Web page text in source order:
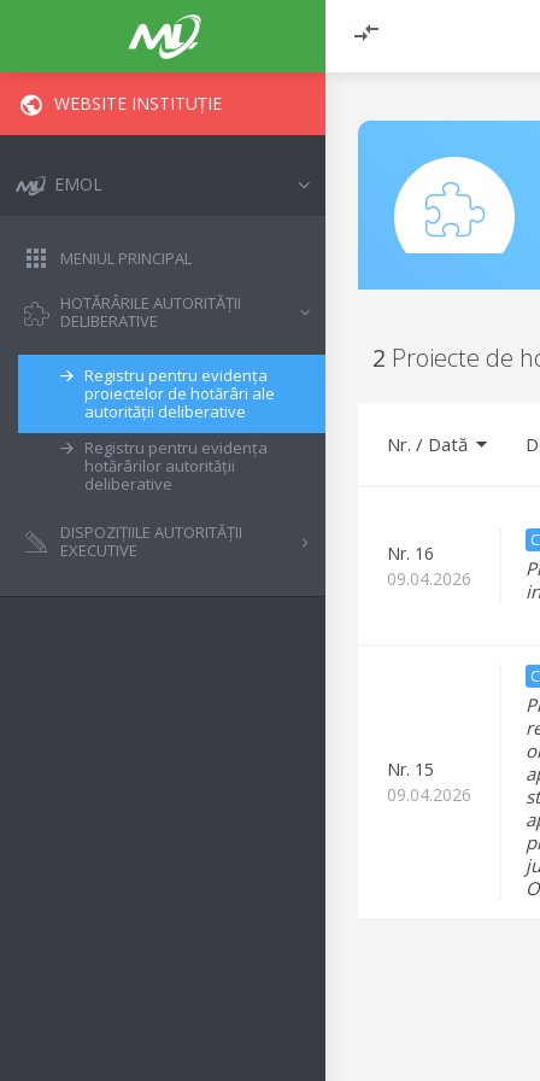
WEBSITE INSTITUȚIE
EMOL
MENIUL PRINCIPAL
HOTĂRÂRILE AUTORITĂȚII
DELIBERATIVE
Registru pentru evidența
proiectelor de hotărâri ale
autorității deliberative
Registru pentru evidența
hotărârilor autorității
deliberative
DISPOZIȚIILE AUTORITĂȚII
EXECUTIVE
2 Proiecte de
Nr. / Dată
Nr. 16
09.04.2026
Nr. 15
09.04.2026